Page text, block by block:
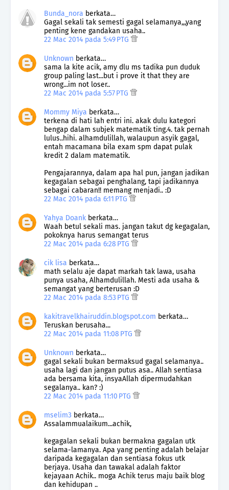
Bunda_nora berkata…
Gagal sekali tak semesti gagal selamanya,,,yang
penting kene gandakan usaha..
22 Mac 2014 pada 5:49 PTG
Unknown berkata…
sama la kite acik, amy dlu ms tadika pun duduk
group paling last...but i prove it that they are
wrong...im not loser..
22 Mac 2014 pada 5:57 PTG
Mommy Miya berkata…
terkena di hati lah entri ini. akak dulu kategori
bengap dalam subjek matematik ting.4. tak pernah
lulus..hihi. alhamdulillah, walaupun asyik gagal,
entah macamana bila exam spm dapat pulak
kredit 2 dalam matematik.
Pengajarannya, dalam apa hal pun, jangan jadikan
kegagalan sebagai penghalang, tapi jadikannya
sebagai cabaran!! memang menjadi.. :D
22 Mac 2014 pada 6:11 PTG
Yahya Doank berkata…
Waah betul sekali mas. jangan takut dg kegagalan,
pokoknya harus semangat terus
22 Mac 2014 pada 6:28 PTG
cik lisa berkata…
math selalu aje dapat markah tak lawa, usaha
punya usaha, Alhamdulillah. Mesti ada usaha &
semangat yang berterusan :D
22 Mac 2014 pada 8:53 PTG
kakitravelkhairuddin.blogspot.com berkata…
Teruskan berusaha...
22 Mac 2014 pada 11:08 PTG
Unknown berkata…
gagal sekali bukan bermaksud gagal selamanya..
usaha lagi dan jangan putus asa.. Allah sentiasa
ada bersama kita, insyaAllah dipermudahkan
segalanya.. kan? :)
22 Mac 2014 pada 11:10 PTG
mselim3 berkata…
Assalammualaikum...achik,
kegagalan sekali bukan bermakna gagalan utk
selama-lamanya. Apa yang penting adalah belajar
daripada kegagalan dan sentiasa fokus utk
berjaya. Usaha dan tawakal adalah faktor
kejayaan Achik.. moga Achik terus maju baik blog
dan kehidupan ..